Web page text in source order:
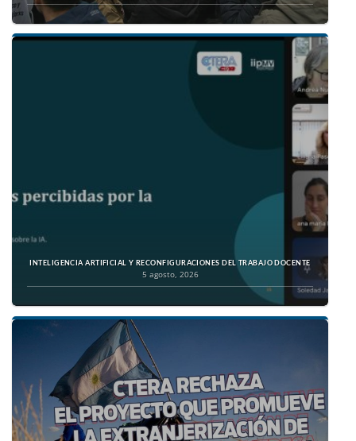
INTELIGENCIA ARTIFICIAL Y RECONFIGURACIONES DEL TRABAJO DOCENTE
5 agosto, 2026